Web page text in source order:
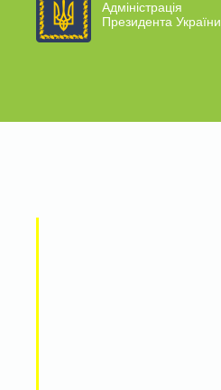
Адміністрація
Президента України